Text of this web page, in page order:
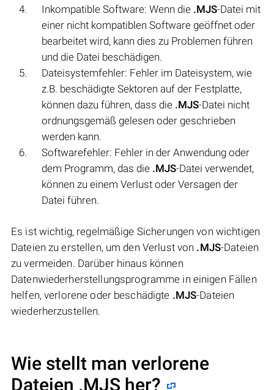
Inkompatible Software: Wenn die .MJS-Datei mit
einer nicht kompatiblen Software geöffnet oder
bearbeitet wird, kann dies zu Problemen führen
und die Datei beschädigen.
Dateisystemfehler: Fehler im Dateisystem, wie
z.B. beschädigte Sektoren auf der Festplatte,
können dazu führen, dass die .MJS-Datei nicht
ordnungsgemäß gelesen oder geschrieben
werden kann.
Softwarefehler: Fehler in der Anwendung oder
dem Programm, das die .MJS-Datei verwendet,
können zu einem Verlust oder Versagen der
Datei führen.
Es ist wichtig, regelmäßige Sicherungen von wichtigen
Dateien zu erstellen, um den Verlust von .MJS-Dateien
zu vermeiden. Darüber hinaus können
Datenwiederherstellungsprogramme in einigen Fällen
helfen, verlorene oder beschädigte .MJS-Dateien
wiederherzustellen.
Wie stellt man verlorene
Dateien .MJS her?